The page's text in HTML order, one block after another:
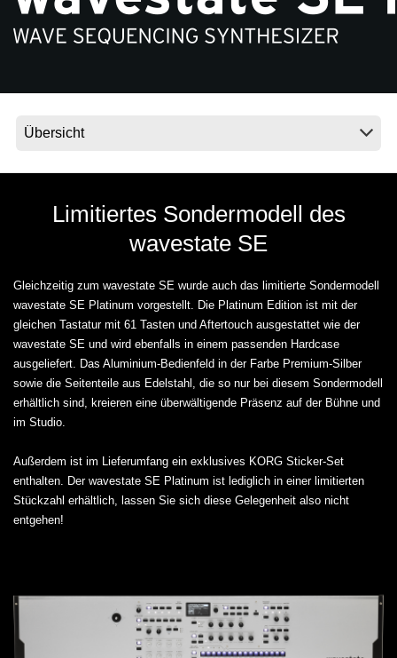
Limitiertes Sondermodell des
wavestate SE
Gleichzeitig zum wavestate SE wurde auch das limitierte Sondermodell
wavestate SE Platinum vorgestellt. Die Platinum Edition ist mit der
gleichen Tastatur mit 61 Tasten und Aftertouch ausgestattet wie der
wavestate SE und wird ebenfalls in einem passenden Hardcase
ausgeliefert. Das Aluminium-Bedienfeld in der Farbe Premium-Silber
sowie die Seitenteile aus Edelstahl, die so nur bei diesem Sondermodell
erhältlich sind, kreieren eine überwältigende Präsenz auf der Bühne und
im Studio.
Außerdem ist im Lieferumfang ein exklusives KORG Sticker-Set
enthalten. Der wavestate SE Platinum ist lediglich in einer limitierten
Stückzahl erhältlich, lassen Sie sich diese Gelegenheit also nicht
entgehen!